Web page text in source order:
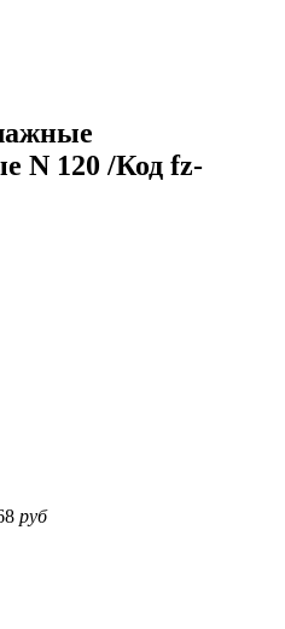
N 120 /Код fz-
руб